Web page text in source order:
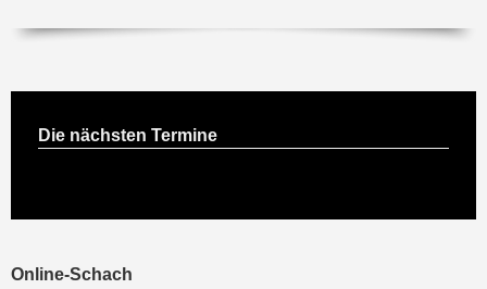
Die nächsten Termine
Online-Schach